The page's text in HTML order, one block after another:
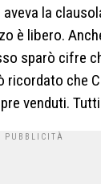
la
è libero.
sparò cifre
ricordato che
venduti.